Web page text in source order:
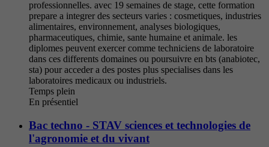
professionnelles. avec 19 semaines de stage, cette formation
prepare a integrer des secteurs varies : cosmetiques, industries
alimentaires, environnement, analyses biologiques,
pharmaceutiques, chimie, sante humaine et animale. les
diplomes peuvent exercer comme techniciens de laboratoire
dans ces differents domaines ou poursuivre en bts (anabiotec,
sta) pour acceder a des postes plus specialises dans les
laboratoires medicaux ou industriels.
Temps plein
En présentiel
Bac techno - STAV sciences et technologies de
l'agronomie et du vivant